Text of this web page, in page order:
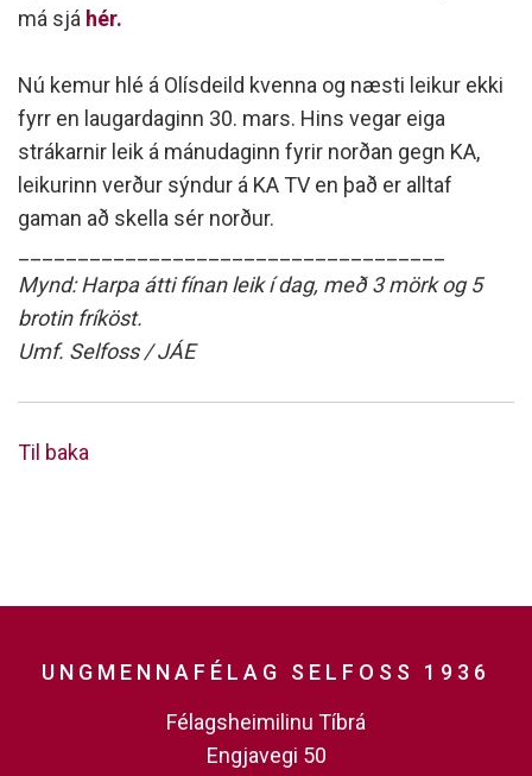
má sjá hér.
Nú kemur hlé á Olísdeild kvenna og næsti leikur ekki
fyrr en laugardaginn 30. mars. Hins vegar eiga
strákarnir leik á mánudaginn fyrir norðan gegn KA,
leikurinn verður sýndur á KA TV en það er alltaf
gaman að skella sér norður.
Mynd: Harpa átti fínan leik í dag, með 3 mörk og 5
brotin fríköst.
Umf. Selfoss / JÁE
Til baka
UNGMENNAFÉLAG SELFOSS 1936
Félagsheimilinu Tíbrá
Engjavegi 50